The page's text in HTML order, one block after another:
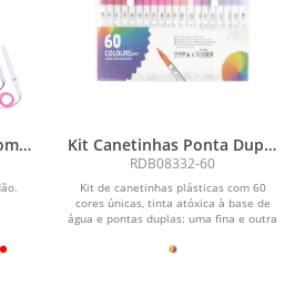
Kit Canetinhas Ponta Dupla
Com 60 Cores
RDB08332-60
Kit de canetinhas plásticas com 60
cores únicas, tinta atóxica à base de
água e pontas duplas: uma fina e outra